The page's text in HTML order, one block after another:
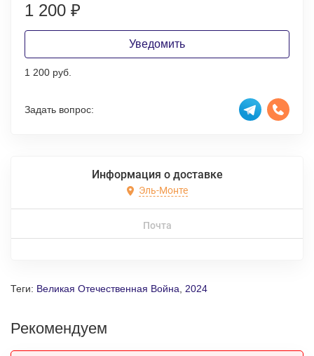
1 200 ₽
Уведомить
1 200 руб.
Задать вопрос:
Информация о доставке
Эль-Монте
Почта
Теги: Великая Отечественная Война 2024
Рекомендуем